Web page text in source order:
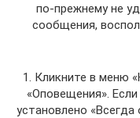
по-прежнему не
сообщения,
1. Кликните в меню
«Оповещения».
установлено